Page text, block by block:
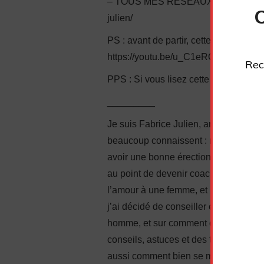
julien/
PS : avant de partir, cette autre
https://youtu.be/u_C1eRO8zAE
PPS : Si vous lisez cette ligne,
Je suis Fabrice Julien, ancien timide
beaucoup connaissent : manque de
avoir une bonne érection,
au point de devenir coach en
l’amour à une femme, et même à
j’ai décidé de conseiller également
homme, et sur comment donner du
conseils, astuces et des techniques
aussi comment bien se masturber.